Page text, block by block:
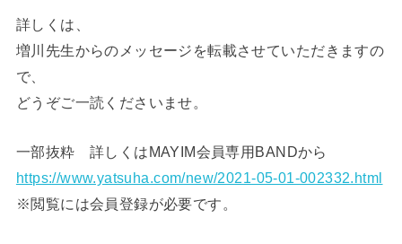
詳しくは、
増川先生からのメッセージを転載させていただきますの
で、
どうぞご一読くださいませ。
一部抜粋 詳しくはMAYIM会員専用BANDから
https://www.yatsuha.com/new/2021-05-01-002332.html
※閲覧には会員登録が必要です。